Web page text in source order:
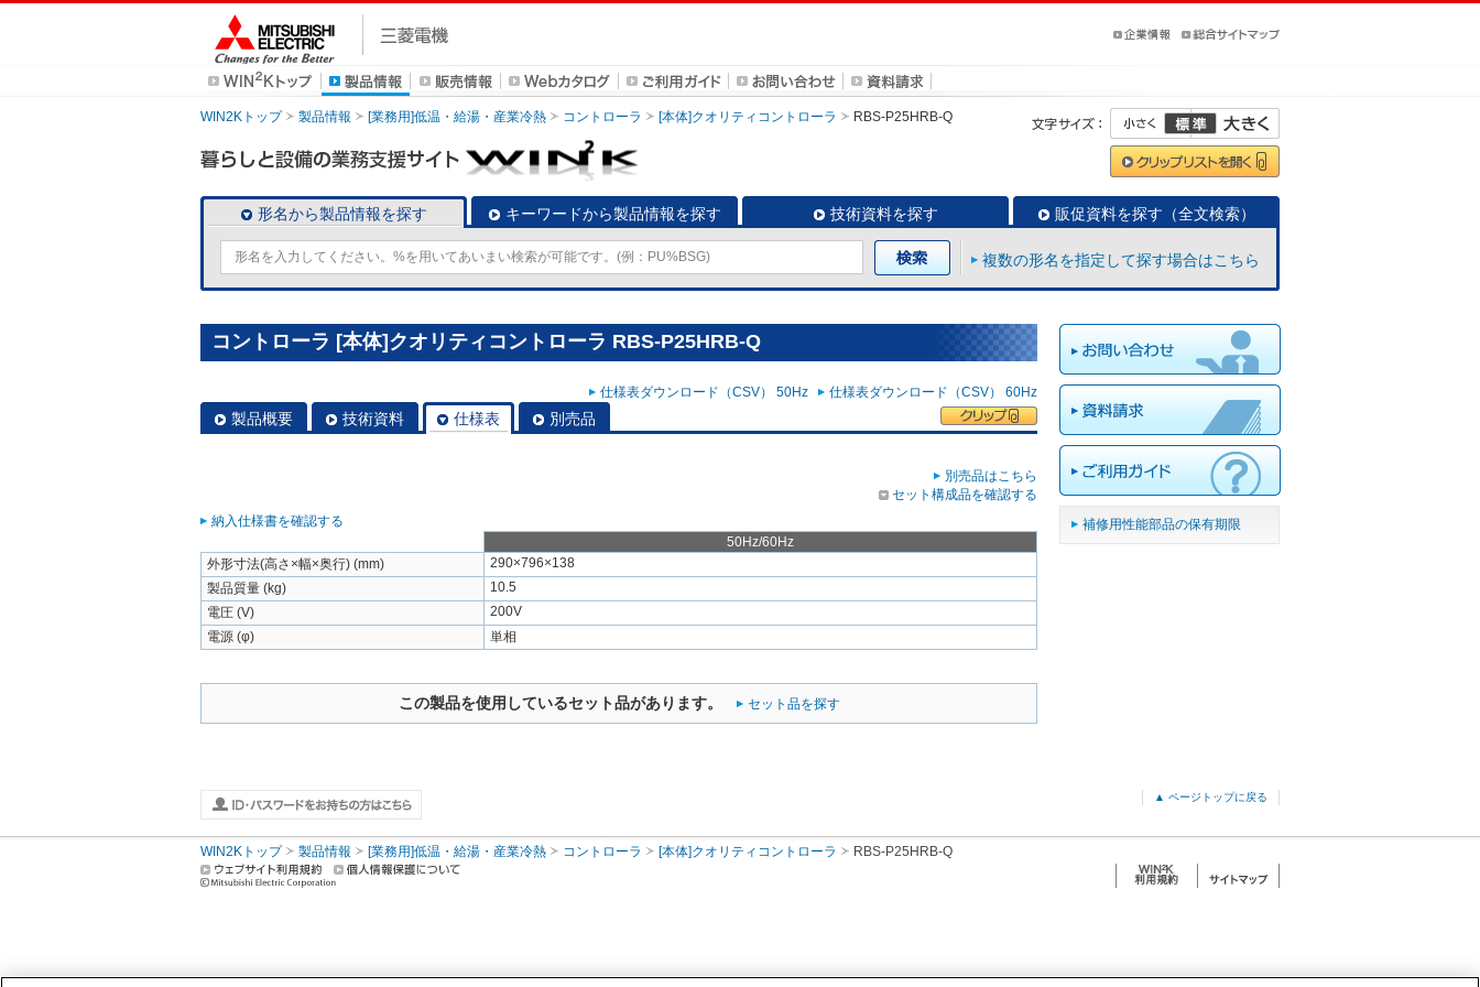
WIN2Kトップ 製品情報 [業務用]低温・給湯・産業冷熱 コントローラ [本体]クオリティコントローラ RBS-P25HRB-Q
形名から製品情報を探す キーワードから製品情報を探す 技術資料を探す 販促資料を探す（全文検索）
複数の形名を指定して探す場合はこちら
コントローラ [本体]クオリティコントローラ RBS-P25HRB-Q
仕様表ダウンロード（CSV） 50Hz 仕様表ダウンロード（CSV） 60Hz
製品概要 技術資料 仕様表 別売品
別売品はこちら
セット構成品を確認する
納入仕様書を確認する
50Hz/60Hz
外形寸法(高さ×幅×奥行) (mm)
290×796×138
製品質量 (kg)
10.5
電圧 (V)
200V
電源 (φ)
単相
この製品を使用しているセット品があります。 セット品を探す
補修用性能部品の保有期限
▲ ページトップに戻る
WIN2Kトップ 製品情報 [業務用]低温・給湯・産業冷熱 コントローラ [本体]クオリティコントローラ RBS-P25HRB-Q